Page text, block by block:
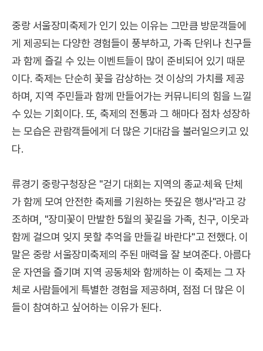
중랑 서울장미축제가 인기 있는 이유는 그만큼 방문객들에
게 제공되는 다양한 경험들이 풍부하고, 가족 단위나 친구들
과 함께 즐길 수 있는 이벤트들이 많이 준비되어 있기 때문
이다. 축제는 단순히 꽃을 감상하는 것 이상의 가치를 제공
하며, 지역 주민들과 함께 만들어가는 커뮤니티의 힘을 느낄
수 있는 기회이다. 또, 축제의 전통과 그 해마다 점차 성장하
는 모습은 관람객들에게 더 많은 기대감을 불러일으키고 있
다.
류경기 중랑구청장은 "걷기 대회는 지역의 종교·체육 단체
가 함께 모여 안전한 축제를 기원하는 뜻깊은 행사"라고 강
조하며, "장미꽃이 만발한 5월의 꽃길을 가족, 친구, 이웃과
함께 걸으며 잊지 못할 추억을 만들길 바란다"고 전했다. 이
말은 중랑 서울장미축제의 주된 매력을 잘 보여준다. 아름다
운 자연을 즐기며 지역 공동체와 함께하는 이 축제는 그 자
체로 사람들에게 특별한 경험을 제공하며, 점점 더 많은 이
들이 참여하고 싶어하는 이유가 된다.